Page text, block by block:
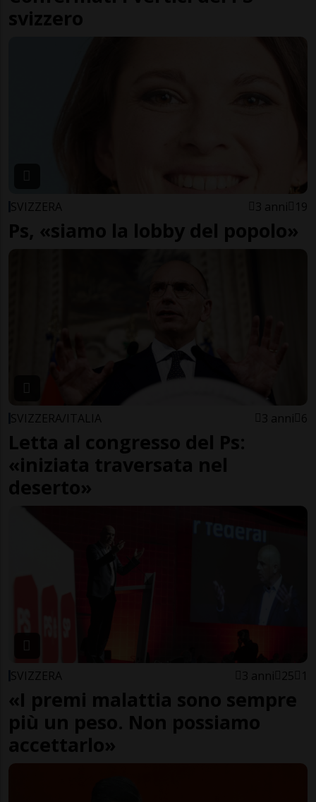
svizzero
SVIZZERA 3 anni 19
Ps, «siamo la lobby del popolo»
SVIZZERA/ITALIA 3 anni 6
Letta al congresso del Ps:
«iniziata traversata nel
deserto»
SVIZZERA 3 anni 25 1
«I premi malattia sono sempre
più un peso. Non possiamo
accettarlo»